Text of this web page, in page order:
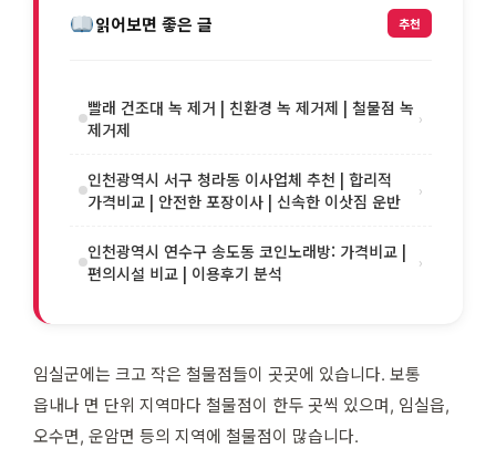
읽어보면 좋은 글 추천
빨래 건조대 녹 제거 | 친환경 녹 제거제 | 철물점 녹
제거제
›
인천광역시 서구 청라동 이사업체 추천 | 합리적
가격비교 | 안전한 포장이사 | 신속한 이삿짐 운반
›
인천광역시 연수구 송도동 코인노래방: 가격비교 |
편의시설 비교 | 이용후기 분석
›
임실군에는 크고 작은 철물점들이 곳곳에 있습니다. 보통
읍내나 면 단위 지역마다 철물점이 한두 곳씩 있으며, 임실읍,
오수면, 운암면 등의 지역에 철물점이 많습니다.